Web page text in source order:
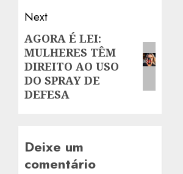
Next
Next
post:
AGORA É LEI:
MULHERES TÊM
DIREITO AO USO
DO SPRAY DE
DEFESA
Deixe um
comentário